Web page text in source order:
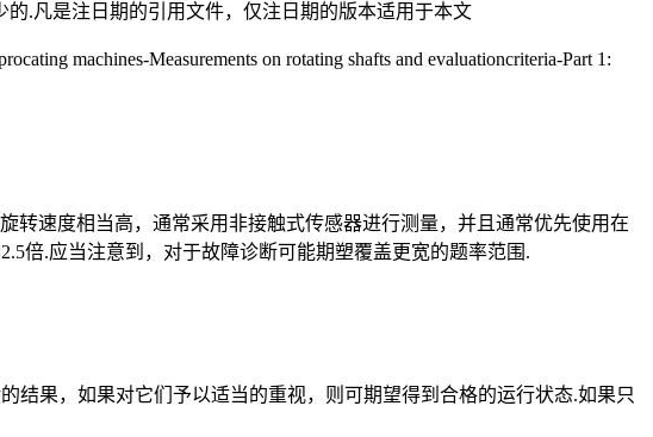
.凡是注日期的引用文件，仅注日期的版本适用于本文
machines-Measurements on rotating shafts and evaluationcriteria-Part 1:
转速度相当高，通常采用非接触式传感器进行测量，并且通常优先使用在
倍.应当注意到，对于故障诊断可能期塑覆盖更宽的题率范围.
结果，如果对它们予以适当的重视，则可期望得到合格的运行状态.如果只